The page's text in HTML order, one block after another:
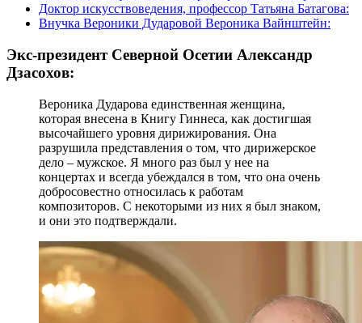
Доктор искусствоведения, профессор Татьяна Батагова:
Внучка Вероники Дударовой Вероника Вайнштейн:
Экс-президент Северной Осетии Александр
Дзасохов:
Вероника Дударова единственная женщина,
которая внесена в Книгу Гиннеса, как достигшая
высочайшего уровня дирижирования. Она
разрушила представления о том, что дирижерское
дело – мужское. Я много раз был у нее на
концертах и всегда убеждался в том, что она очень
добросовестно относилась к работам
композиторов. С некоторыми из них я был знаком,
и они это подтверждали.